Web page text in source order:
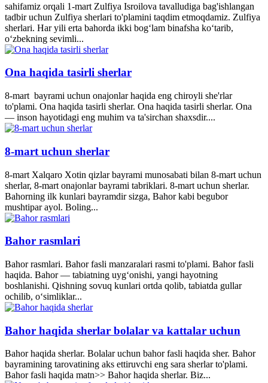
sahifamiz orqali 1-mart Zulfiya Isroilova tavalludiga bag'ishlangan
tadbir uchun Zulfiya sherlari to'plamini taqdim etmoqdamiz. Zulfiya
sherlari. Har yili erta bahorda ikki bogʻlam binafsha koʻtarib,
oʻzbekning sevimli...
Ona haqida tasirli sherlar
8-mart bayrami uchun onajonlar haqida eng chiroyli she'rlar
to'plami. Ona haqida tasirli sherlar. Ona haqida tasirli sherlar. Ona
— inson hayotidagi eng muhim va ta'sirchan shaxsdir....
8-mart uchun sherlar
8-mart Xalqaro Xotin qizlar bayrami munosabati bilan 8-mart uchun
sherlar, 8-mart onajonlar bayrami tabriklari. 8-mart uchun sherlar.
Bahorning ilk kunlari bayramdir sizga, Bahor kabi begubor
mushtipar ayol. Boling...
Bahor rasmlari
Bahor rasmlari. Bahor fasli manzaralari rasmi to'plami. Bahor fasli
haqida. Bahor — tabiatning uyg‘onishi, yangi hayotning
boshlanishi. Qishning sovuq kunlari ortda qolib, tabiatda gullar
ochilib, o‘simliklar...
Bahor haqida sherlar bolalar va kattalar uchun
Bahor haqida sherlar. Bolalar uchun bahor fasli haqida sher. Bahor
bayramining tarovatining aks ettiruvchi eng sara sherlar to'plami.
Bahor fasli haqida matn>> Bahor haqida sherlar. Biz...